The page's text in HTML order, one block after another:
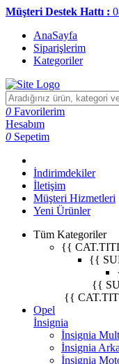
Müşteri Destek Hattı :
AnaSayfa
Siparişlerim
Kategoriler
0 Favorilerim
Hesabım
0 Sepetim
İndirimdekiler
İletişim
Müşteri Hizmetleri
Yeni Ürünler
Tüm Kategoriler
{{
{{
{{
{{
Opel
İnsignia
İnsignia
İnsignia
İnsignia